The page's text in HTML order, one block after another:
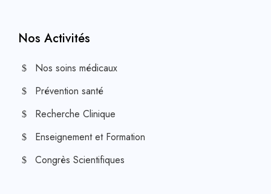
Nos Activités
Nos soins médicaux
Prévention santé
Recherche Clinique
Enseignement et Formation
Congrès Scientifiques